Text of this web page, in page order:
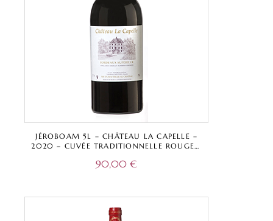
JÉROBOAM 5L – CHÂTEAU LA CAPELLE –
2020 – CUVÉE TRADITIONNELLE ROUGE –
90,00€